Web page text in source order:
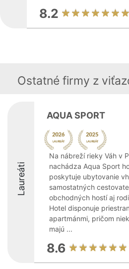
8.2
Ostatné firmy z
Laureáti
AQUA SPORT
Na nábreží rieky Váh v
nachádza Aqua Sport
poskytuje ubytovanie
samostatných
obchodných hostí aj
Hotel disponuje
apartmánmi, pričom
majú ...
8.6